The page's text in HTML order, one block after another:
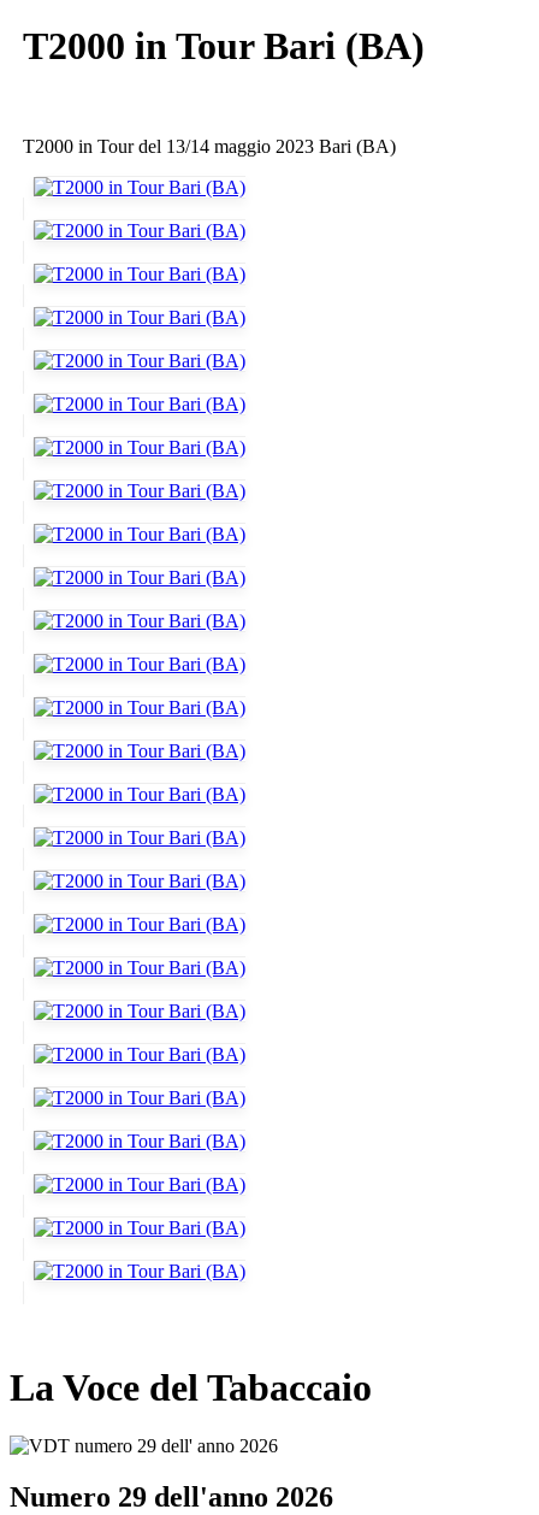
T2000 in Tour Bari (BA)
T2000 in Tour del 13/14 maggio 2023 Bari (BA)
La Voce del Tabaccaio
Numero 29 dell'anno 2026